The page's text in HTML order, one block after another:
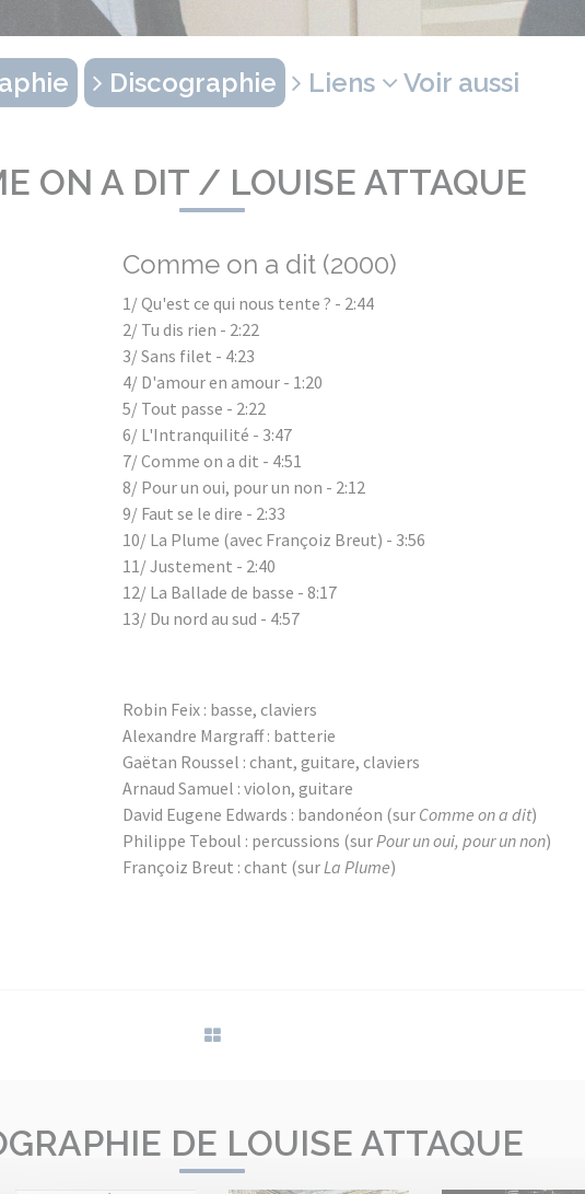
Discographie Liens Voir aussi
ON A DIT / LOUISE ATTAQUE
Comme on a dit (2000)
1/ Qu'est ce qui nous tente ? - 2:44
2/ Tu dis rien - 2:22
3/ Sans filet - 4:23
4/ D'amour en amour - 1:20
5/ Tout passe - 2:22
6/ L'Intranquilité - 3:47
7/ Comme on a dit - 4:51
8/ Pour un oui, pour un non - 2:12
9/ Faut se le dire - 2:33
10/ La Plume (avec Françoiz Breut) - 3:56
11/ Justement - 2:40
12/ La Ballade de basse - 8:17
13/ Du nord au sud - 4:57
Robin Feix : basse, claviers
Alexandre Margraff : batterie
Gaëtan Roussel : chant, guitare, claviers
Arnaud Samuel : violon, guitare
David Eugene Edwards : bandonéon (sur Comme on a dit)
Philippe Teboul : percussions (surPour un oui, pour un non)
Françoiz Breut : chant (surLa Plume)
DE LOUISE ATTAQUE